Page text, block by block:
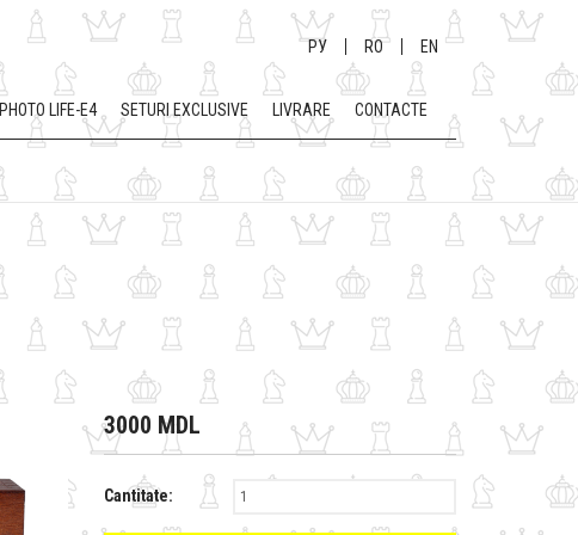
РУ RO EN
PHOTO LIFE-E4 SETURI EXCLUSIVE LIVRARE CONTACTE
3000 MDL
Cantitate: